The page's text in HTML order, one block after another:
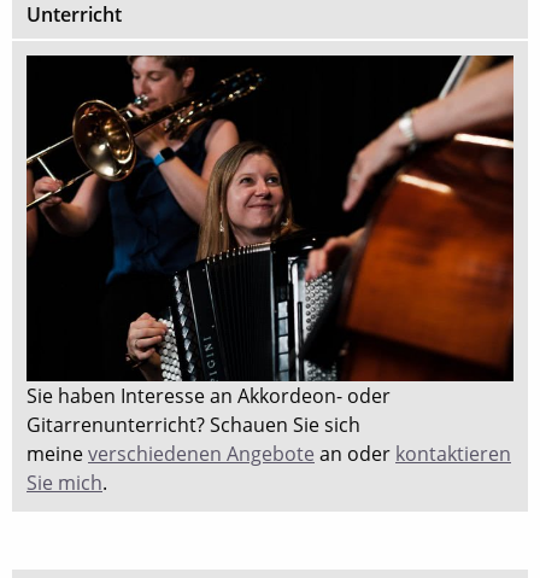
Unterricht
Sie haben Interesse an Akkordeon- oder
Gitarrenunterricht? Schauen Sie sich
meineverschiedenen Angebote an oder kontaktieren
Sie mich.